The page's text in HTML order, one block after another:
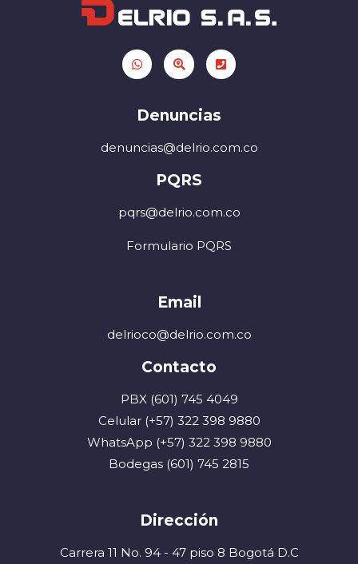
Denuncias
denuncias@delrio.com.co
PQRS
pqrs@delrio.com.co
Formulario PQRS
Email
delrioco@delrio.com.co
Contacto
PBX (601) 745 4049
Celular (+57) 322 398 9880
WhatsApp (+57) 322 398 9880
Bodegas (601) 745 2815
Dirección
Carrera 11 No. 94 - 47 piso 8 Bogotá D.C